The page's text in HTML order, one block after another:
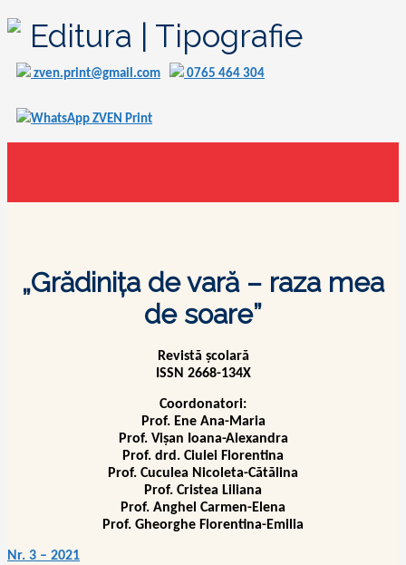
zven.print@gmail.com 0765 464 304
WhatsApp ZVEN Print
Editura | Tipografie
„Grădinița de vară – raza mea
de soare”
Revistă școlară
ISSN 2668-134X
Coordonatori:
Prof. Ene Ana-Maria
Prof. Vișan Ioana-Alexandra
Prof. drd. Ciulei Florentina
Prof. Cuculea Nicoleta-Cătălina
Prof. Cristea Liliana
Prof. Anghel Carmen-Elena
Prof. Gheorghe Florentina-Emilia
Nr. 3 – 2021